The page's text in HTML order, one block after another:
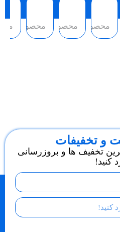
محصول محصول محصول
و تخفیفات
تخفیف ها و بروزرسانی
کنید!